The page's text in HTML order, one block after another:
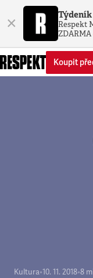
× Týdeník
Respekt
ZDARMA
Koupit
Kultura•10. 11. 2018•8